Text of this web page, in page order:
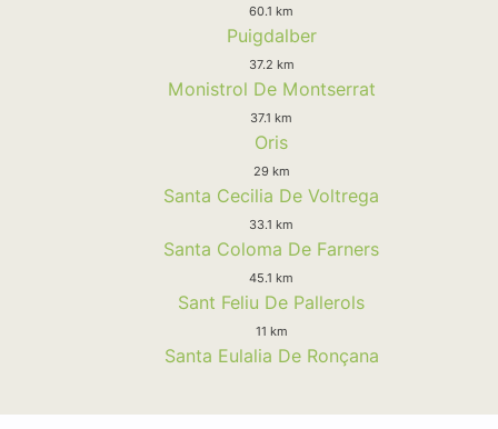
60.1 km
Puigdalber
37.2 km
Monistrol De Montserrat
37.1 km
Oris
29 km
Santa Cecilia De Voltrega
33.1 km
Santa Coloma De Farners
45.1 km
Sant Feliu De Pallerols
11 km
Santa Eulalia De Ronçana